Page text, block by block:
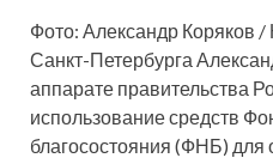
Фото: Александр Коряков
Санкт-Петербурга
аппарате правительства
использование средств
благосостояния (ФНБ) для